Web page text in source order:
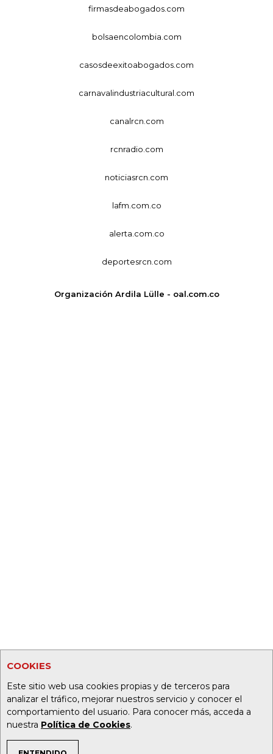
COOKIES
Este sitio web usa cookies propias y de terceros para
analizar el tráfico, mejorar nuestros servicio y conocer el
comportamiento del usuario. Para conocer más, acceda a
nuestra Política de Cookies.
firmasdeabogados.com
bolsaencolombia.com
casosdeexitoabogados.com
carnavalindustriacultural.com
canalrcn.com
rcnradio.com
noticiasrcn.com
lafm.com.co
alerta.com.co
deportesrcn.com
Organización Ardila Lülle - oal.com.co